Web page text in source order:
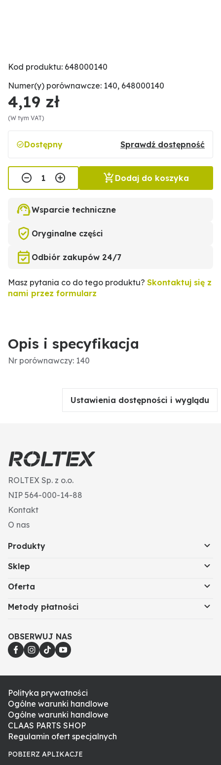
Kod produktu: 648000140
Numer(y) porównawcze: 140, 648000140
4,19 zł
(W tym VAT)
Dostępny Sprawdź dostępność
Dodaj do koszyka
Wsparcie techniczne
Oryginalne części
Odbiór zakupów 24/7
Masz pytania co do tego produktu? Skontaktuj się z
nami przez formularz
Opis i specyfikacja
Nr porównawczy: 140
Ustawienia dostępności i wyglądu
ROLTEX Sp. z o.o.
NIP 564-000-14-88
Kontakt
O nas
Produkty
Sklep
Oferta
Metody płatności
OBSERWUJ NAS
Polityka prywatności
Ogólne warunki handlowe
Ogólne warunki handlowe
CLAAS PARTS SHOP
Regulamin ofert specjalnych
POBIERZ APLIKACJE